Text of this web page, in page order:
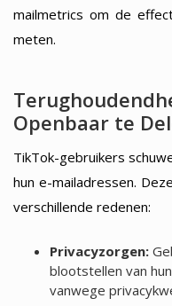
mailmetrics om de
meten.
Openbaar te
TikTok-gebruikers
hun e-mailadressen.
verschillende redenen:
Privacyzorgen:
blootstellen van
vanwege